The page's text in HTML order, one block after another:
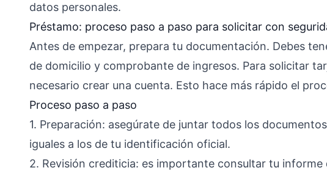
datos personales.
Préstamo: proceso paso a paso para solicitar con
Antes de empezar, prepara tu documentación. Debes
de domicilio y comprobante de ingresos. Para solicitar
necesario crear una cuenta. Esto hace más rápido el
Proceso paso a paso
1. Preparación: asegúrate de juntar todos los
iguales a los de tu identificación oficial.
2. Revisión crediticia: es importante consultar tu